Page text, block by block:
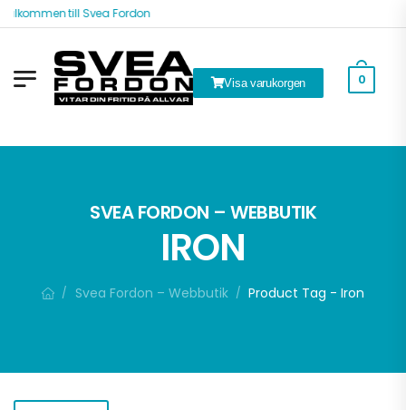
till Svea Fordon
Visa varukorgen 0
SVEA FORDON – WEBBUTIK
IRON
/ Svea Fordon – Webbutik / Product Tag - Iron